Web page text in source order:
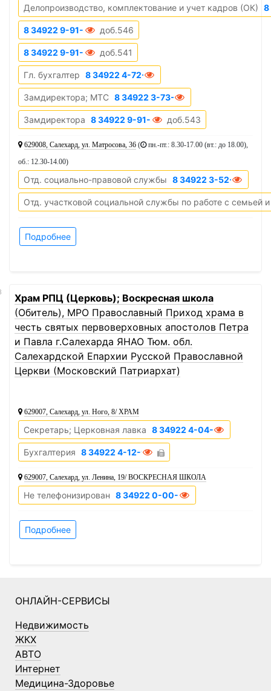
Делопроизводство, комплектование и учет кадров (ОК) 8
8 34922 9-91-39 доб.546
8 34922 9-91-39 доб.541
Гл. бухгалтер 8 34922 4-72-19
Замдиректора; МТС 8 34922 3-73-53
Замдиректора 8 34922 9-91-39 доб.543
629008, Салехард, ул. Матросова, 36 (
пн.-пт.: 8.30-17.00 (вт.: до 18.00),
об.: 12.30-14.00)
Отд. социально-правовой службы 8 34922 3-52-15
Отд. участковой социальной службы по работе с семьей
Подробнее
Храм РПЦ (Церковь); Воскресная школа
(Обитель), МРО Православный Приход храма в
честь святых первоверховных апостолов Петра
и Павла г.Салехарда ЯНАО Тюм. обл.
Салехардской Епархии Русской Православной
Церкви (Московский Патриархат)
629007, Салехард, ул. Ного, 8/ ХРАМ
Секретарь; Церковная лавка 8 34922 4-04-30
Бухгалтерия 8 34922 4-12-99
629007, Салехард, ул. Ленина, 19/ ВОСКРЕСНАЯ ШКОЛА
Не телефонизирован 8 34922 0-00-00
Подробнее
ОНЛАЙН-СЕРВИСЫ
Недвижимость
ЖКХ
АВТО
Интернет
Медицина-Здоровье